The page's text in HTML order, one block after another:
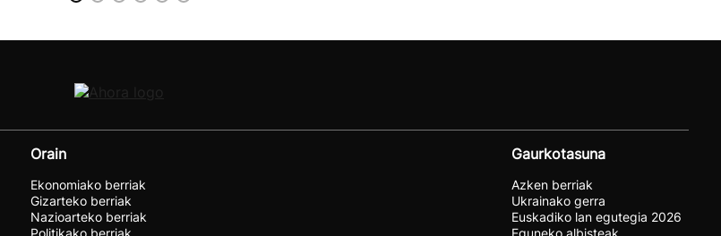
Orain
Ekonomiako berriak
Gizarteko berriak
Nazioarteko berriak
Politikako berriak
Gaurkotasuna
Azken berriak
Ukrainako gerra
Euskadiko lan egutegia 2026
Eguneko albisteak